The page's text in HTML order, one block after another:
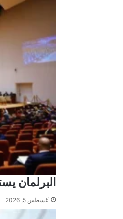
البرلمان
أغسطس 5, 2026